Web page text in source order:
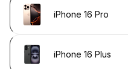
iPhone 16 Pro
iPhone 16 Plus